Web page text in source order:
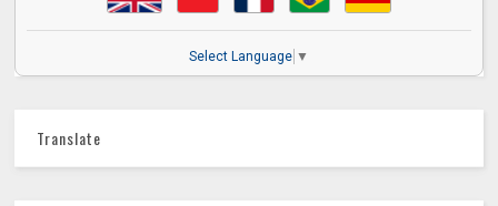
Select Language ▼
Translate